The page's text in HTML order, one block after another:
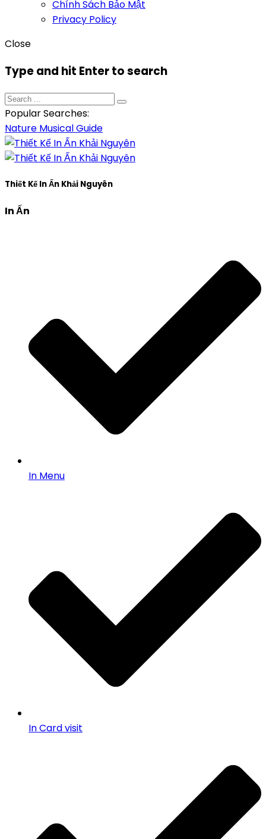
Chính Sách Bảo Mật
Privacy Policy
Close
Type and hit Enter to search
Popular Searches:
Nature MusicalGuide
Thiết Kế In Ấn Khải Nguyên
In Ấn
In Menu
In Card visit